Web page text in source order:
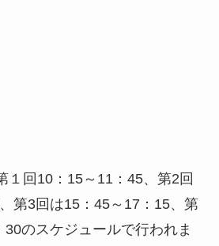
１回10：15～11：45、第2回
第3回は15：45～17：15、第
のスケジュールで行われま